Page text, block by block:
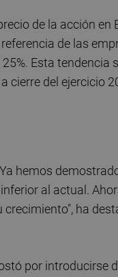
de la acción en
de las
Esta tendencia
cierre del ejercicio
hemos
al actual.
crecimiento", ha
por introducirse